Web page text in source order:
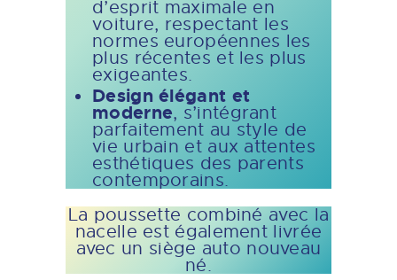
d’esprit maximale en
voiture, respectant les
normes européennes les
plus récentes et les plus
exigeantes.
Design élégant et
moderne, s’intégrant
parfaitement au style de
vie urbain et aux attentes
esthétiques des parents
contemporains.
La poussette combiné avec la
nacelle est également livrée
avec un siège auto nouveau
né.